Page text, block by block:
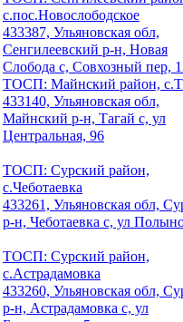
с.пос.Новослободское
433387, Ульяновская обл,
Сенгилеевский р-н, Новая
Слобода с, Совхозный пер,
ТОСП: Майнский район,
433140, Ульяновская обл,
Майнский р-н, Тагай с, ул
Центральная, 96
ТОСП: Сурский район,
с.Чеботаевка
433261, Ульяновская обл,
р-н, Чеботаевка с, ул
ТОСП: Сурский район,
с.Астрадамовка
433260, Ульяновская обл,
р-н, Астрадамовка с, ул